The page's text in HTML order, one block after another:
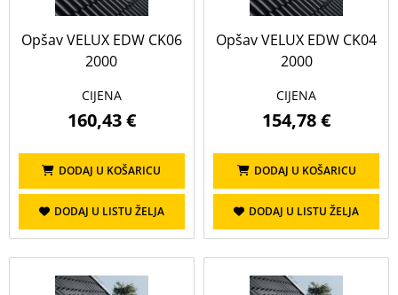
Opšav VELUX EDW CK06
2000
CIJENA
160,43 €
DODAJ U KOŠARICU
DODAJ U LISTU ŽELJA
Opšav VELUX EDW CK04
2000
CIJENA
154,78 €
DODAJ U KOŠARICU
DODAJ U LISTU ŽELJA